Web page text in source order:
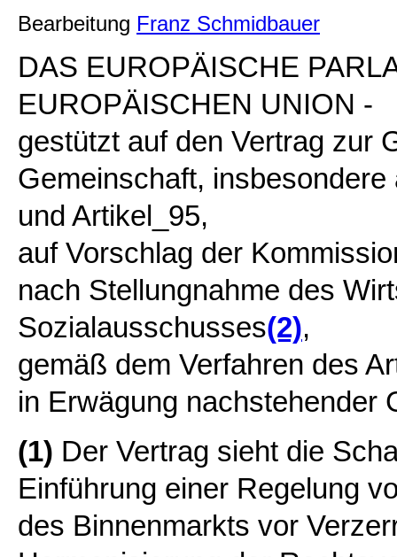
Bearbeitung Franz Schmidbauer
DAS EUROPÄISCHE
EUROPÄISCHEN UNION -
gestützt auf den Vertrag zur
Gemeinschaft,
und Artikel_95,
auf Vorschlag der
nach Stellungnahme des
Sozialausschusses(2),
gemäß dem Verfahren des
in Erwägung nachstehender
(1) Der Vertrag sieht die
Einführung einer Regelung
des Binnenmarkts vor